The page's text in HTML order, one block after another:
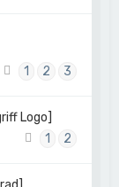
1 2 3
Logo]
1 2